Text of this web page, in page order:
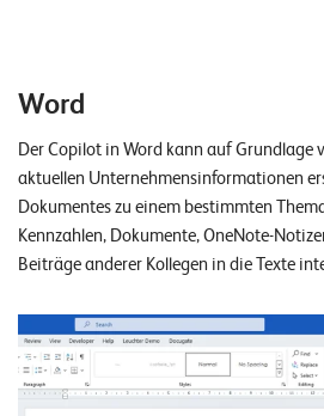
e
u
c
h
t
r
I
T
S
Word
Der Copilot in Word kann auf Grundlage
aktuellen Unternehmensinformationen
Dokumentes zu einem bestimmten
Kennzahlen, Dokumente, OneNote-
Beiträge anderer Kollegen in die Texte